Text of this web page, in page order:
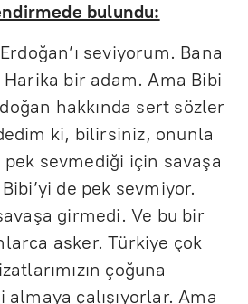
bulundu:
seviyorum. Bana
Harika bir adam. Ama Bibi
hakkında sert sözler
ki, bilirsiniz, onunla
sevmediği için savaşa
de pek sevmiyor.
girmedi. Ve bu bir
asker. Türkiye çok
çoğuna
çalışıyorlar. Ama